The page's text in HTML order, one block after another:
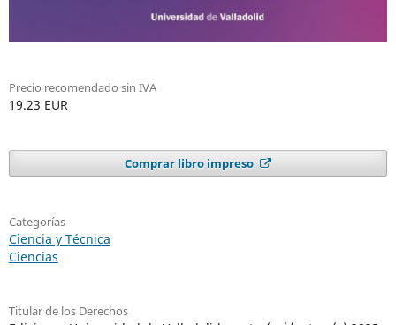
Precio recomendado sin IVA
19.23 EUR
Comprar libro impreso
Categorías
Ciencia y Técnica
Ciencias
Titular de los Derechos